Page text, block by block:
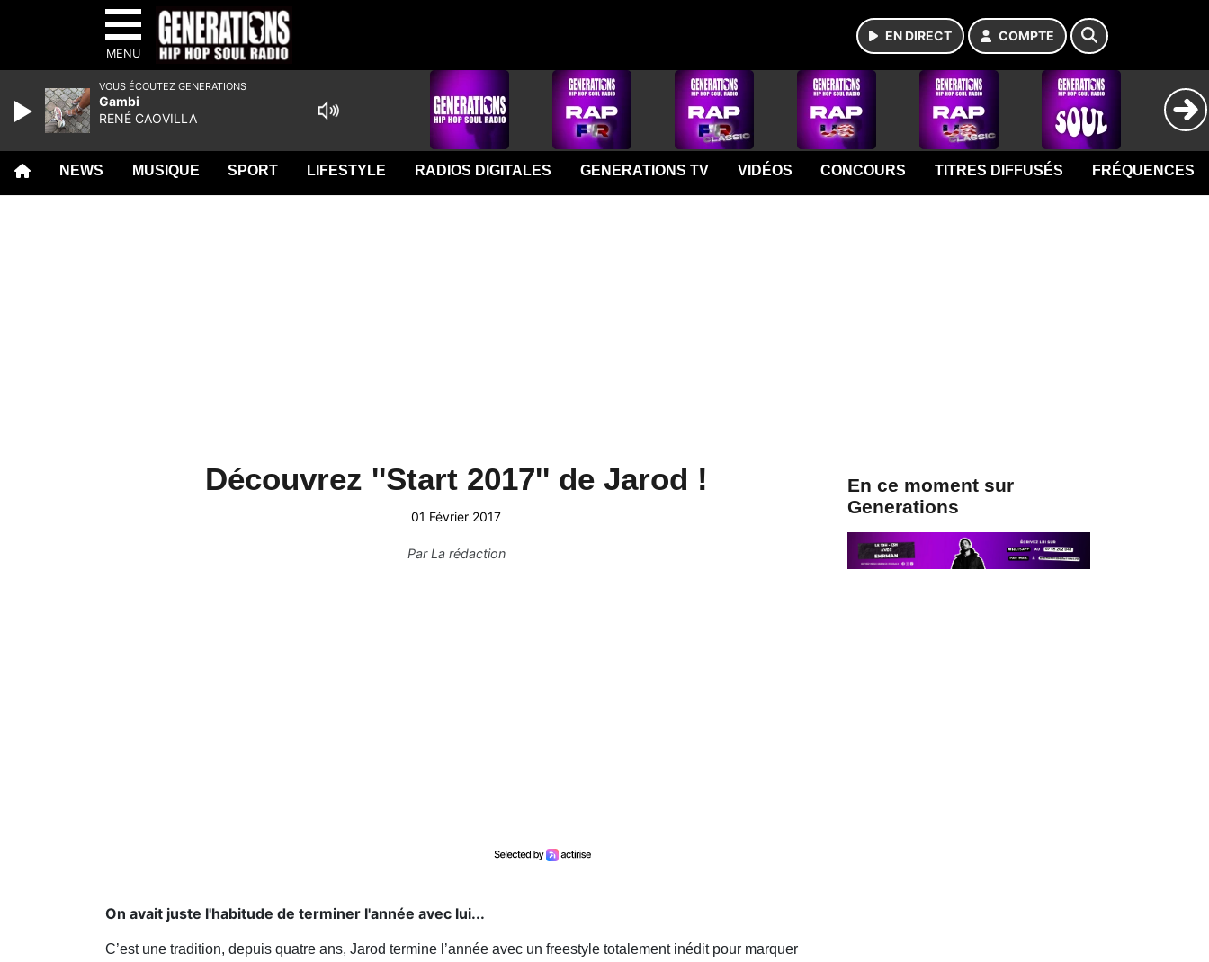
MENU
EN DIRECT COMPTE
NEWS MUSIQUE SPORT LIFESTYLE RADIOS DIGITALES GENERATIONS TV VIDÉOS CONCOURS TITRES DIFFUSÉS FRÉQUENCES
Découvrez ''Start 2017'' de Jarod !
01 Février 2017
ParLa rédaction
On avait juste l'habitude de terminer l'année avec lui...
C’est une tradition, depuis quatre ans, Jarod termine l’année avec un freestyle totalement inédit pour marquer
En ce moment sur
Generations
VOUS ÉCOUTEZ GENERATIONS
Gambi
RENÉ CAOVILLA